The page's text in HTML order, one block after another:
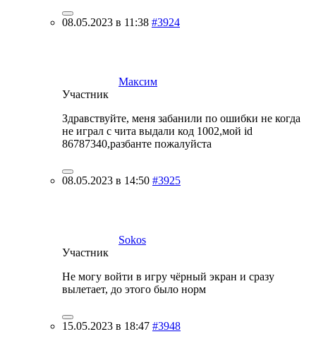
08.05.2023 в 11:38 #3924
Максим
Участник
Здравствуйте, меня забанили по ошибки не когда
не играл с чита выдали код 1002,мой id
86787340,разбанте пожалуйста
08.05.2023 в 14:50 #3925
Sokos
Участник
Не могу войти в игру чёрный экран и сразу
вылетает, до этого было норм
15.05.2023 в 18:47 #3948